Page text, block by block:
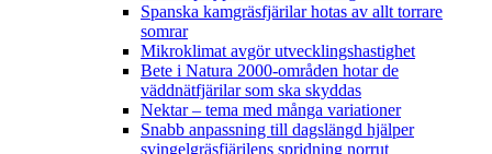
Spanska kamgräsfjärilar hotas av allt torrare
somrar
Mikroklimat avgör utvecklingshastighet
Bete i Natura 2000-områden hotar de
väddnätfjärilar som ska skyddas
Nektar – tema med många variationer
Snabb anpassning till dagslängd hjälper
svingelgräsfjärilens spridning norrut